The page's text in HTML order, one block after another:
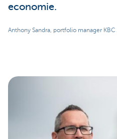
economie.
Anthony Sandra, portfolio manager